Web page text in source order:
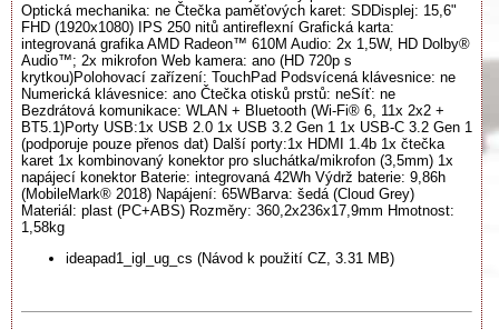
Optická mechanika: ne Čtečka paměťových karet: SDDisplej: 15,6"
FHD (1920x1080) IPS 250 nitů antireflexní Grafická karta:
integrovaná grafika AMD Radeon™ 610M Audio: 2x 1,5W, HD Dolby®
Audio™; 2x mikrofon Web kamera: ano (HD 720p s
krytkou)Polohovací zařízení: TouchPad Podsvícená klávesnice: ne
Numerická klávesnice: ano Čtečka otisků prstů: neSíť: ne
Bezdrátová komunikace: WLAN + Bluetooth (Wi-Fi® 6, 11x 2x2 +
BT5.1)Porty USB:1x USB 2.0 1x USB 3.2 Gen 1 1x USB-C 3.2 Gen 1
(podporuje pouze přenos dat) Další porty:1x HDMI 1.4b 1x čtečka
karet 1x kombinovaný konektor pro sluchátka/mikrofon (3,5mm) 1x
napájecí konektor Baterie: integrovaná 42Wh Výdrž baterie: 9,86h
(MobileMark® 2018) Napájení: 65WBarva: šedá (Cloud Grey)
Materiál: plast (PC+ABS) Rozměry: 360,2x236x17,9mm Hmotnost:
1,58kg
ideapad1_igl_ug_cs (Návod k použití CZ, 3.31 MB)